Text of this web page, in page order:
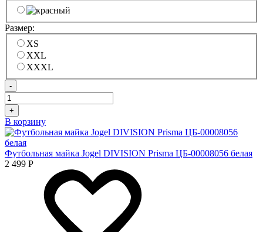
Размер:
XS
XXL
XXXL
-
+
В корзину
Футбольная майка Jogel DIVISION Prisma ЦБ-00008056 белая
2 499 Р